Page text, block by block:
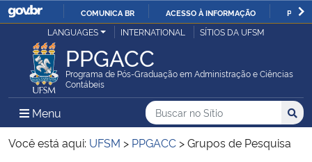
IR
O
COMUNICA BR ACESSO À INFORMAÇÃO
Ministério da Justiça e Segurança Pública
Ministério da Defesa
Ministério das Relações Exteriores
LANGUAGES INTERNATIONAL SÍTIOS DA UFSM
PPGACC
Programa de Pós-Graduação em Administração e Ciências
Contábeis
Menu Menu Principal do Sítio
Busca
Buscar no no Sítio
Busca:
Você está aqui: UFSM > PPGACC >Grupos de Pesquisa